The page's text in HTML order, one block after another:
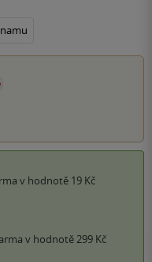
v hodnotě 19 Kč
v hodnotě 299 Kč